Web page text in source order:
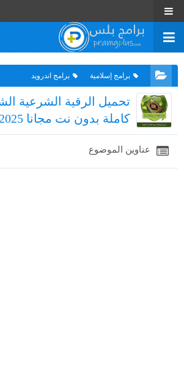
برامج إسلامية برامج اندرويد
تحميل الرقية الشرعية
كاملة بدون نت مجانا 2025
عناوين الموضوع